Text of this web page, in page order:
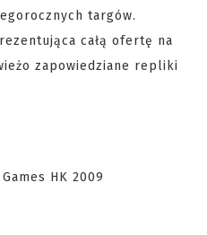
targów.
całą ofertę na
zapowiedziane repliki